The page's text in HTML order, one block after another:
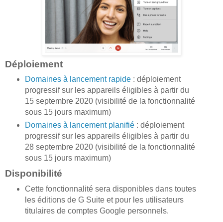
Déploiement
Domaines à lancement rapide: déploiement
progressif sur les appareils éligibles à partir du
15 septembre 2020 (visibilité de la fonctionnalité
sous 15 jours maximum)
Domaines à lancement planifié: déploiement
progressif sur les appareils éligibles à partir du
28 septembre 2020 (visibilité de la fonctionnalité
sous 15 jours maximum)
Disponibilité
Cette fonctionnalité sera disponibles dans toutes
les éditions de G Suite et pour les utilisateurs
titulaires de comptes Google personnels.